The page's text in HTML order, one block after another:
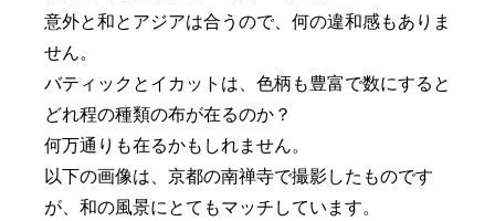
意外と和とアジアは合うので、何の違和感もありま
せん。
バティックとイカットは、色柄も豊富で数にすると
どれ程の種類の布が在るのか？
何万通りも在るかもしれません。
以下の画像は、京都の南禅寺で撮影したものです
が、和の風景にとてもマッチしています。